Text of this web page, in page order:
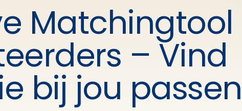
Matchingtool
– Vind
bij jou passen